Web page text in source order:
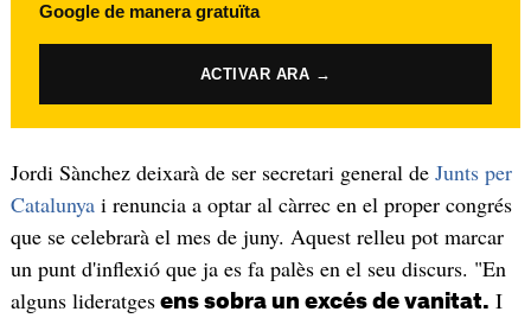
Google de manera gratuïta
ACTIVAR ARA →
Jordi Sànchez deixarà de ser secretari general de Junts per
Catalunyai renuncia a optar al càrrec en el proper congrés
que se celebrarà el mes de juny. Aquest relleu pot marcar
un punt d'inflexió que ja es fa palès en el seu discurs. "En
alguns lideratgesens sobra un excés de vanitat. I